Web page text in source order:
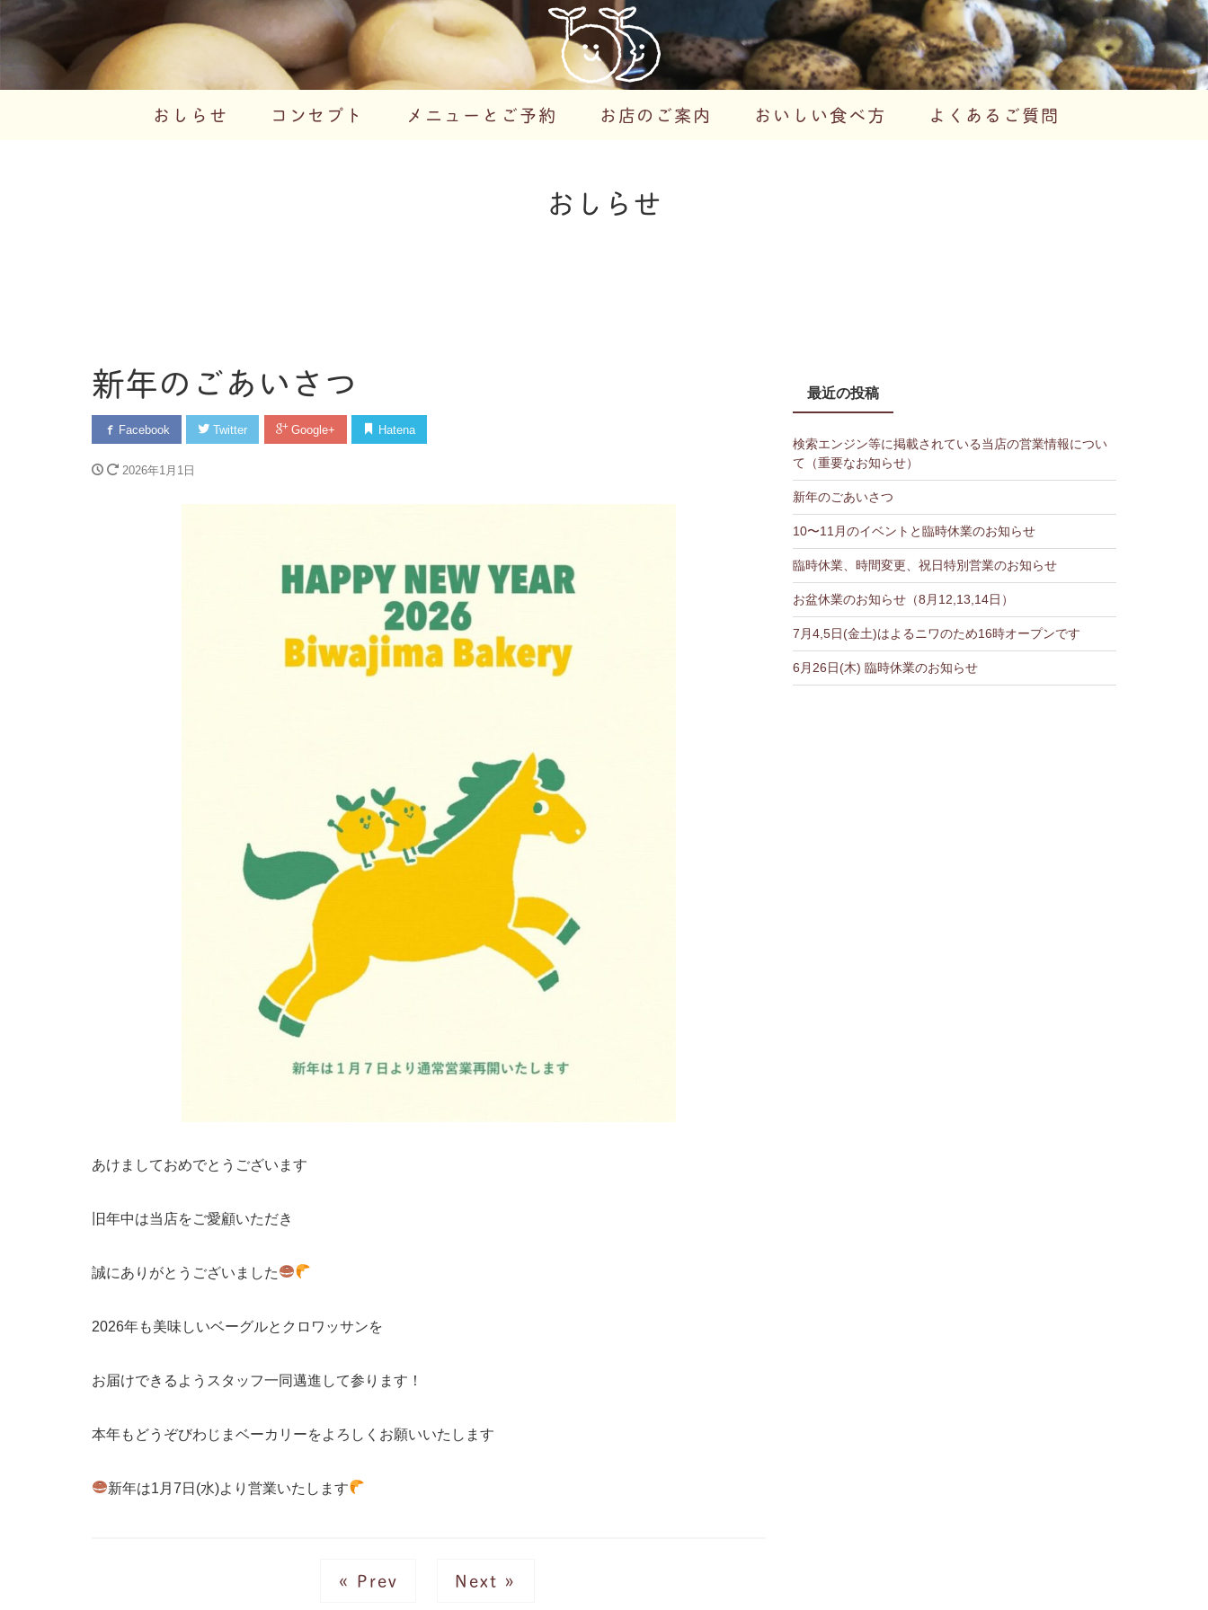
おしらせ コンセプト メニューとご予約 お店のご案内 おいしい食べ方 よくあるご質問
おしらせ
新年のごあいさつ
Facebook Twitter Google+ Hatena
2026年1月1日
あけましておめでとうございます
旧年中は当店をご愛顧いただき
誠にありがとうございました
2026年も美味しいベーグルとクロワッサンを
お届けできるようスタッフ一同邁進して参ります！
本年もどうぞびわじまベーカリーをよろしくお願いいたします
新年は1月7日(水)より営業いたします
« Prev Next »
最近の投稿
検索エンジン等に掲載されている当店の営業情報につい
て（重要なお知らせ）
新年のごあいさつ
10〜11月のイベントと臨時休業のお知らせ
臨時休業、時間変更、祝日特別営業のお知らせ
お盆休業のお知らせ（8月12,13,14日）
7月4,5日(金土)はよるニワのため16時オープンです
6月26日(木) 臨時休業のお知らせ